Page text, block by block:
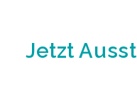
Jetzt